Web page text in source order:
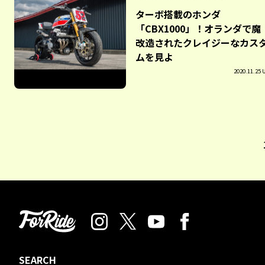
ターボ搭載のホンダ
「CBX1000」！オランダで魔
改造されたクレイジーなカス
ムを見よ
2020.11.25
SEARCH